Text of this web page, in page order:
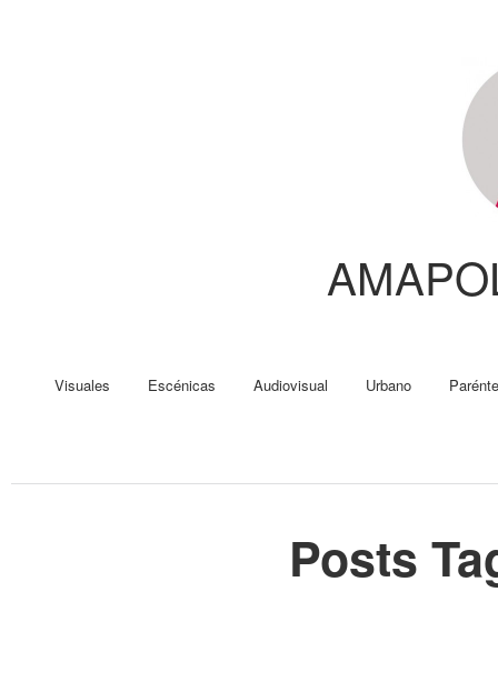
Visuales Escénicas Audiovisual Urbano
Posts